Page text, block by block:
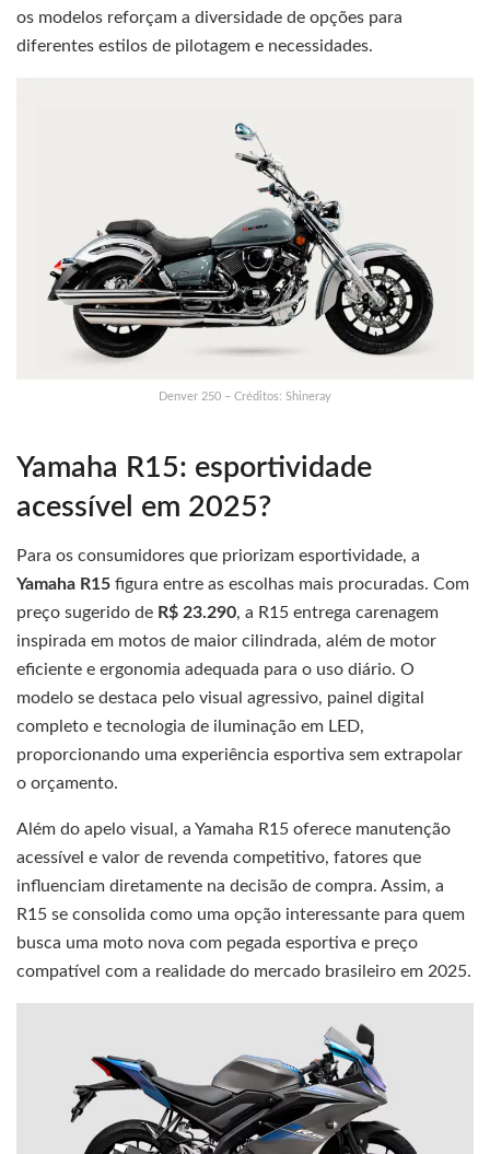
os modelos reforçam a diversidade de opções para
diferentes estilos de pilotagem e necessidades.
Denver 250 – Créditos: Shineray
Yamaha R15: esportividade
acessível em 2025?
Para os consumidores que priorizam esportividade, a
Yamaha R15 figura entre as escolhas mais procuradas. Com
preço sugerido de R$ 23.290, a R15 entrega carenagem
inspirada em motos de maior cilindrada, além de motor
eficiente e ergonomia adequada para o uso diário. O
modelo se destaca pelo visual agressivo, painel digital
completo e tecnologia de iluminação em LED,
proporcionando uma experiência esportiva sem extrapolar
o orçamento.
Além do apelo visual, a Yamaha R15 oferece manutenção
acessível e valor de revenda competitivo, fatores que
influenciam diretamente na decisão de compra. Assim, a
R15 se consolida como uma opção interessante para quem
busca uma moto nova com pegada esportiva e preço
compatível com a realidade do mercado brasileiro em 2025.